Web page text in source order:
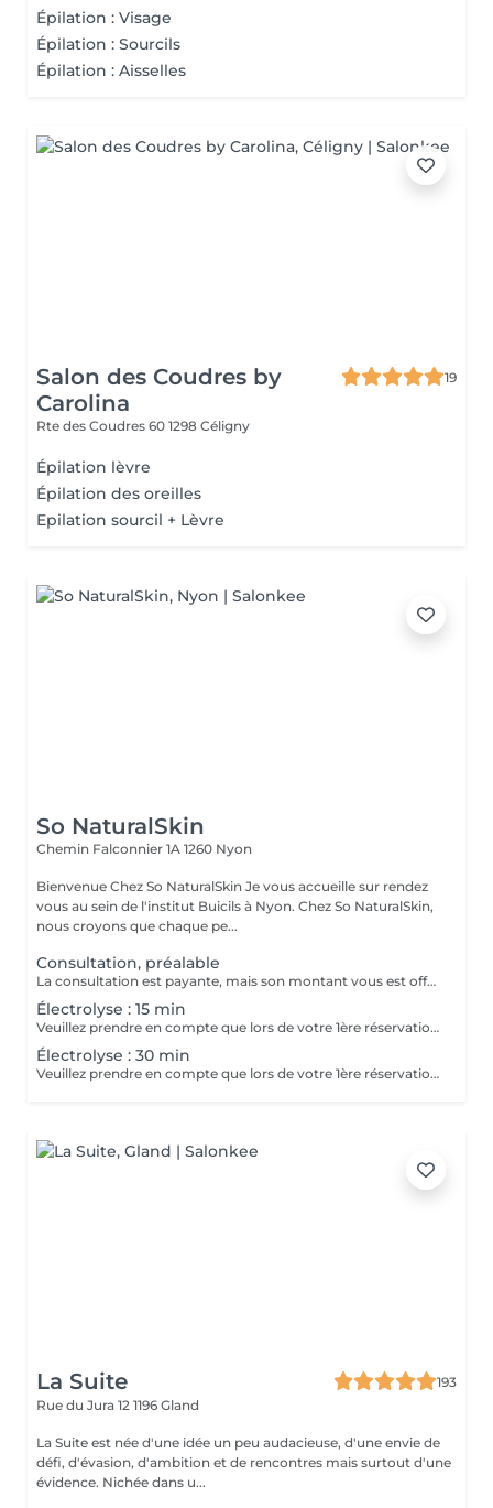
Épilation : Visage
Épilation : Sourcils
Épilation : Aisselles
Salon des Coudres by
Carolina
19
Rte des Coudres 60 1298 Céligny
Épilation lèvre
Épilation des oreilles
Epilation sourcil + Lèvre
So NaturalSkin
Chemin Falconnier 1A 1260 Nyon
Bienvenue Chez So NaturalSkin Je vous accueille sur rendez
vous au sein de l'institut Buicils à Nyon. Chez So NaturalSkin,
nous croyons que chaque pe...
Consultation, préalable
La consultation est payante, mais son montant vous est offert si vous poursuivez avec une prestation.
Électrolyse : 15 min
Veuillez prendre en compte que lors de votre 1ère réservation il faut ajouté la consultation (10 minutes ) afin de discuter de vos attentes et du déroulement du traitement (consultation offerte si suivie d'une prestation).
Électrolyse : 30 min
Veuillez prendre en compte que lors de votre 1ère réservation il faut ajouté la consultation (10 minutes ) afin de discuter de vos attentes et du déroulement du traitement (consultation offerte si suivie d'une prestation).
La Suite
193
Rue du Jura 12 1196 Gland
La Suite est née d'une idée un peu audacieuse, d'une envie de
défi, d'évasion, d'ambition et de rencontres mais surtout d'une
évidence. Nichée dans u...